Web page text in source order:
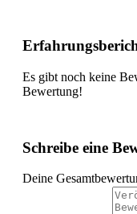
Es gibt noch keine
Bewertung!
Schreibe eine
Deine